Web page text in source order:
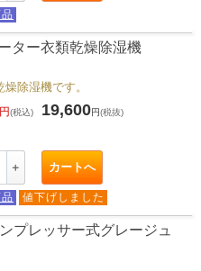
ター衣類乾燥除湿機
除湿機です。
円(税込) 19,600円(税抜)
＋ カートへ
値下げしました
プレッサー式グレージュ